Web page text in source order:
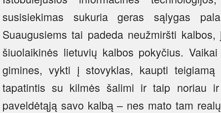
susisiekimas sukuria geras sąlygas
Suaugusiems tai padeda neužmiršti
šiuolaikinės lietuvių kalbos pokyčius.
gimines, vykti į stovyklas, kaupti
tapatintis su kilmės šalimi ir taip noriau
paveldėtąją savo kalbą – nes mato tam